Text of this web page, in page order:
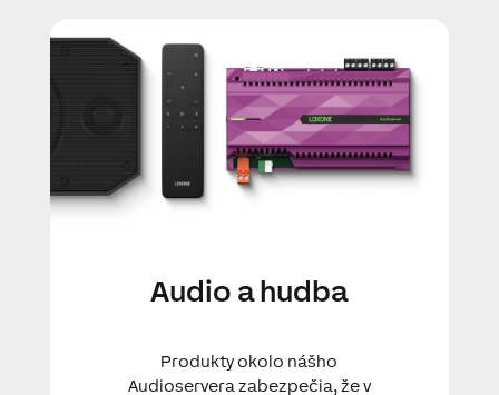
Audio a hudba
Produkty okolo nášho
Audioservera zabezpečia, že v